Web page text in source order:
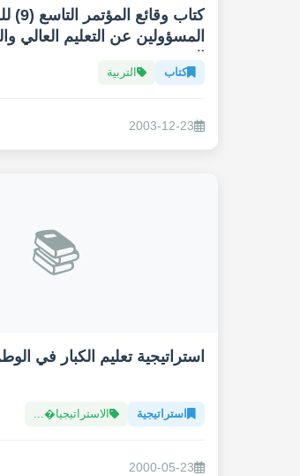
كتاب وقائع
المسؤولين عن التعليم العالي
كتاب التربية
2003-12-23
📚
استراتيجية تعليم الكبار في
استراتيجية الاستراتيجيا�...
2000-05-23